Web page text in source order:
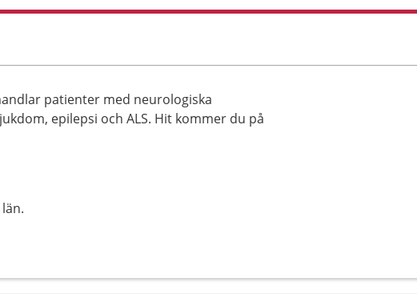
patienter med neurologiska
epilepsi och ALS. Hit kommer du på